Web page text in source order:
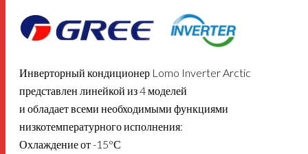
Инверторный кондиционер Lomo Inverter Arctic
представлен линейкой из 4 моделей
и обладает всеми необходимыми функциями
низкотемпературного исполнения:
Охлаждение от -15°С